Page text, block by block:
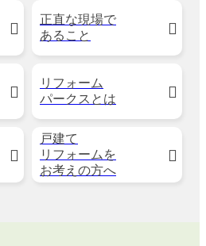
正直な現場で
あること
リフォーム
パークスとは
戸建て
リフォームを
お考えの方へ